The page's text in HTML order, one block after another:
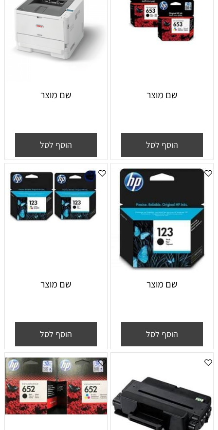
שם מוצר
הוסף לסל
שם מוצר
הוסף לסל
שם מוצר
הוסף לסל
שם מוצר
הוסף לסל